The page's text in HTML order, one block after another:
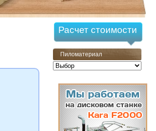
Расчет стоимости
Пиломатериал